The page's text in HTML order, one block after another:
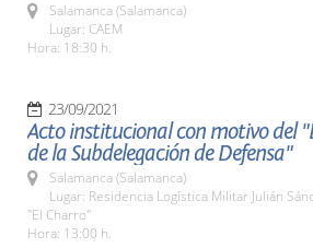
Salamanca (Salamanca)
Lugar: CAEM
Hora: 18:30 h.
23/09/2021
Acto institucional con motivo del
de la Subdelegación de Defensa"
Salamanca (Salamanca)
Lugar: Residencia Logística Militar Julián
"El Charro"
Hora: 13:00 h.